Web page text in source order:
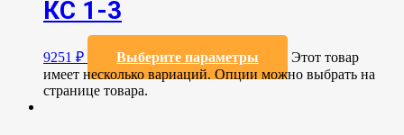
КС 1-3
9251 ₽ Выберите параметры
Этот товар
имеет несколько вариаций. Опции можно выбрать на
странице товара.